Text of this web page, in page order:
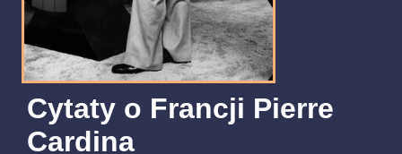
Cytaty o Francji Pierre
Cardina